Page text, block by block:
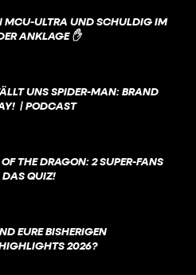
MCU-ULTRA UND SCHULDIG IM
ANKLAGE ✋
UNS SPIDER-MAN: BRAND
| PODCAST
THE DRAGON: 2 SUPER-FANS
DAS QUIZ!
EURE BISHERIGEN
2026?